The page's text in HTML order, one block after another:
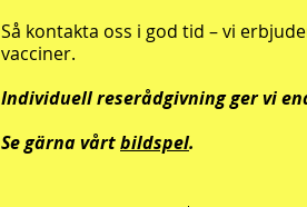
Så kontakta oss i god tid – vi
vacciner.
Individuell reserådgivning ger vi
Se gärna vårtbildspel.